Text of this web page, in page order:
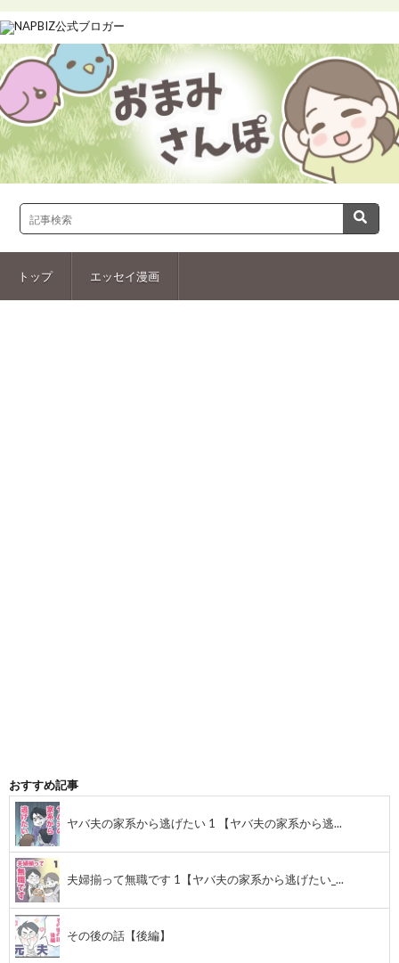
トップ エッセイ漫画
おすすめ記事
ヤバ夫の家系から逃げたい 1 【ヤバ夫の家系から逃...
夫婦揃って無職です 1【ヤバ夫の家系から逃げたい_...
その後の話【後編】